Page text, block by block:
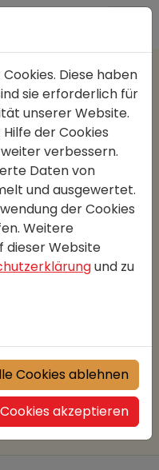
Konfitüre von
Diese haben
sie erforderlich für
unserer Website.
der Cookies
verbessern.
Daten von
und ausgewertet.
der Cookies
Weitere
dieser Website
und zu
Cookies ablehnen
akzeptieren